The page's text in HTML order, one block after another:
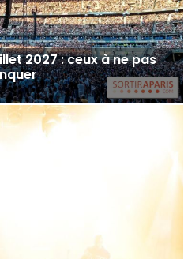
2027 : ceux à ne pas